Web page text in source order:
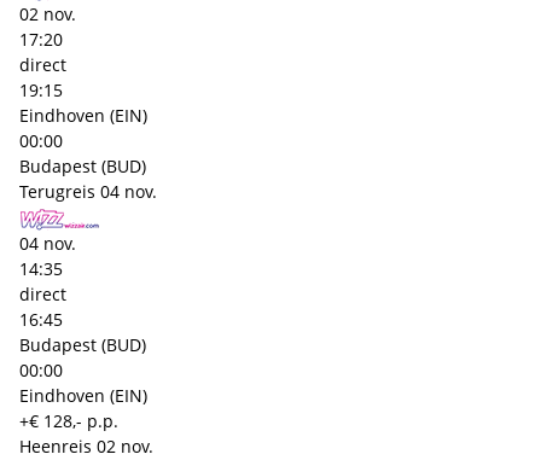
02 nov.
17:20
direct
19:15
Eindhoven (EIN)
00:00
Budapest (BUD)
Terugreis 04 nov.
04 nov.
14:35
direct
16:45
Budapest (BUD)
00:00
Eindhoven (EIN)
+€ 128,- p.p.
Heenreis 02 nov.